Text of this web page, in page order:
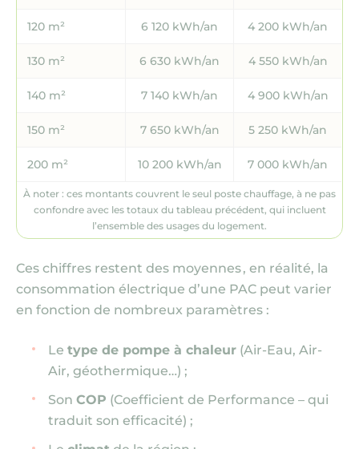
120 m² 6 120 kWh/an 4 200 kWh/an
130 m² 6 630 kWh/an 4 550 kWh/an
140 m² 7 140 kWh/an 4 900 kWh/an
150 m² 7 650 kWh/an 5 250 kWh/an
200 m² 10 200 kWh/an 7 000 kWh/an
À noter : ces montants couvrent le seul poste chauffage, à ne pas
confondre avec les totaux du tableau précédent, qui incluent
l’ensemble des usages du logement.
Ces chiffres restent des moyennes , en réalité, la
consommation électrique d’une PAC peut varier
en fonction de nombreux paramètres :
Le type de pompe à chaleur (Air-Eau, Air-
Air, géothermique…) ;
Son COP (Coefficient de Performance – qui
traduit son efficacité) ;